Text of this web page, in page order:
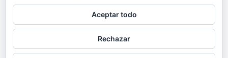
© AKETXE Consulting, S.L. - Este sitio web utiliza cookies, consulte
nuestra Política de cookies.
Política de cookies
Aceptar todo
Rechazar